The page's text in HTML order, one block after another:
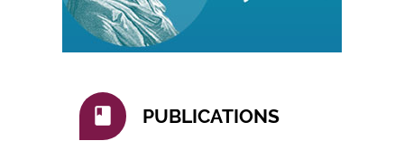
book PUBLICATIONS